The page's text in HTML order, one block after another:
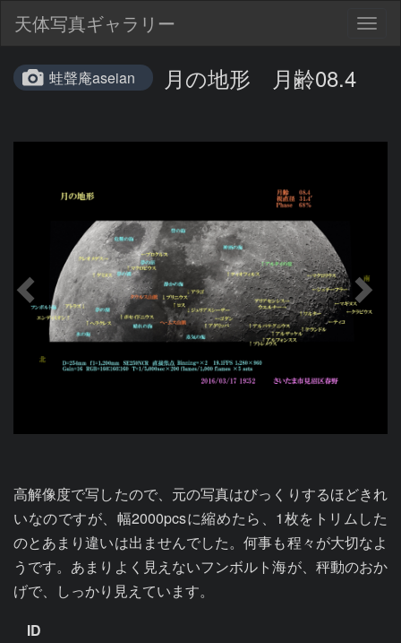
天体写真ギャラリー
蛙聲庵aseian 月の地形 月齢08.4
高解像度で写したので、元の写真はびっくりするほどきれ
いなのですが、幅2000pcsに縮めたら、1枚をトリムした
のとあまり違いは出ませんでした。何事も程々が大切なよ
うです。あまりよく見えないフンボルト海が、秤動のおか
げで、しっかり見えています。
ID